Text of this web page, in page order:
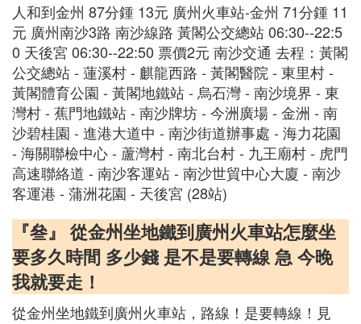
人和到金州 87分鍾 13元 廣州火車站-金州 71分鍾 11
元 廣州南沙3路 南沙線路 黃閣公交總站 06:30--22:5
0 天後宮 06:30--22:50 票價2元 南沙交通 去程：黃閣
公交總站 - 蓮溪村 - 麒龍西路 - 黃閣醫院 - 東里村 -
黃閣體育公園 - 黃閣地鐵站 - 烏石灣 - 南沙境界 - 東
灣村 - 蕉門地鐵站 - 南沙牌坊 - 今洲廣場 - 金洲 - 南
沙碧桂園 - 進港大道中 - 南沙街道辦事處 - 海力花園
- 海關聯檢中心 - 蘆灣村 - 南北台村 - 九王廟村 - 虎門
高速聯絡道 - 南沙客運站 - 南沙世貿中心大廈 - 南沙
客運港 - 蒲洲花園 - 天後宮 (28站)
『叄』 從金州坐地鐵到廣州火車站怎麼坐
要多久時間 多少錢 是不是要轉線 急 今晚
我就要走！
從金州坐地鐵到廣州火車站，路線！是要轉線！見